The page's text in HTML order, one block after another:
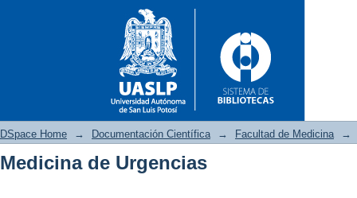
DSpace Home → Documentación Científica → Facultad de Medicina →
Medicina de Urgencias